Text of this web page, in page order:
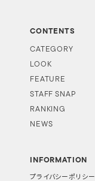
CONTENTS
CATEGORY
LOOK
FEATURE
STAFF SNAP
RANKING
NEWS
INFORMATION
プライバシーポリシー